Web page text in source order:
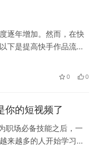
逐年增加。然而，在快
下是提高快手作品流量
效果、画质、节奏等。
容。 2. 关注优质用户
0 0
你的短视频了
职场必备技能之后，一
来越多的人开始学习制